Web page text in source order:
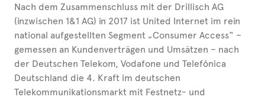
Nach dem Zusammenschluss mit der Drillisch AG
(inzwischen 1&1 AG) in 2017 ist United Internet im rein
national aufgestellten Segment „Consumer Access“ –
gemessen an Kundenverträgen und Umsätzen – nach
der Deutschen Telekom, Vodafone und Telefónica
Deutschland die 4. Kraft im deutschen
Telekommunikationsmarkt mit Festnetz- und